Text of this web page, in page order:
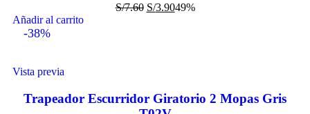
S/7.60 S/3.9049%
Añadir al carrito
-38%
Vista previa
Trapeador Escurridor Giratorio 2 Mopas Gris